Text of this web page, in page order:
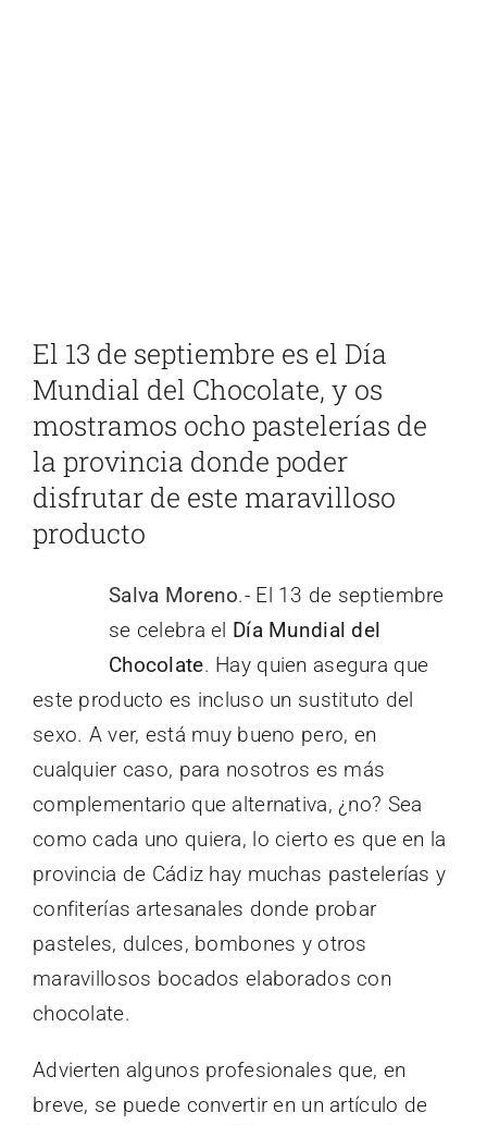
El 13 de septiembre es el Día
Mundial del Chocolate, y os
mostramos ocho pastelerías de
la provincia donde poder
disfrutar de este maravilloso
producto
Salva Moreno.- El 13 de septiembre
se celebra el Día Mundial del
Chocolate. Hay quien asegura que
este producto es incluso un sustituto del
sexo. A ver, está muy bueno pero, en
cualquier caso, para nosotros es más
complementario que alternativa, ¿no? Sea
como cada uno quiera, lo cierto es que en la
provincia de Cádiz hay muchas pastelerías y
confiterías artesanales donde probar
pasteles, dulces, bombones y otros
maravillosos bocados elaborados con
chocolate.
Advierten algunos profesionales que, en
breve, se puede convertir en un artículo de